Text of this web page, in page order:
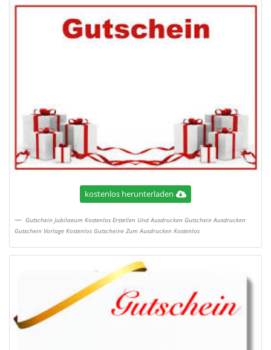
kostenlos herunterladen
Gutschein Jubilaeum Kostenlos Erstellen Und Ausdrucken Gutschein Ausdrucken
Gutschein Vorlage Kostenlos Gutscheine Zum Ausdrucken Kostenlos